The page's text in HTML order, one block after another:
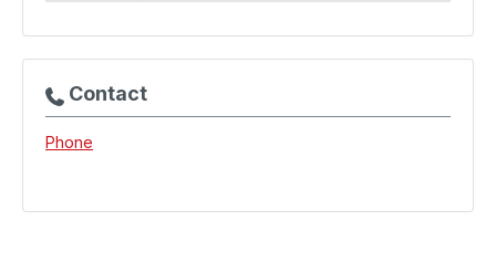
Contact
Phone